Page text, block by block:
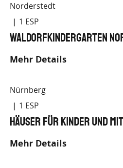
Norderstedt
1
Waldorfkindergarten
Mehr Details
Nürnberg
1
Häuser für Kinder und
Mehr Details